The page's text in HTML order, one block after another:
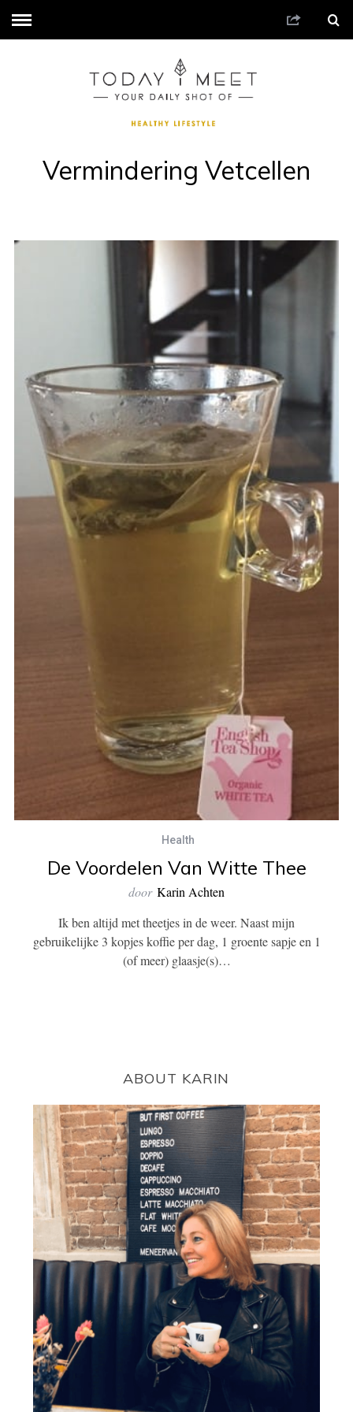
Vermindering Vetcellen
Health
De Voordelen Van Witte Thee
door Karin Achten
Ik ben altijd met theetjes in de weer. Naast mijn
gebruikelijke 3 kopjes koffie per dag, 1 groente sapje en 1
(of meer) glaasje(s)…
ABOUT KARIN